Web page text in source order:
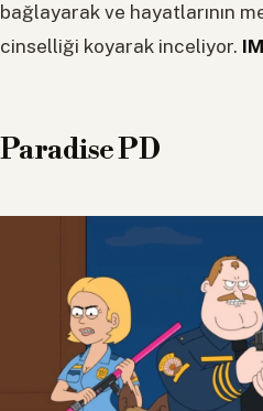
bağlayarak ve hayatlarının
cinselliği koyarak inceliyor.
Paradise PD